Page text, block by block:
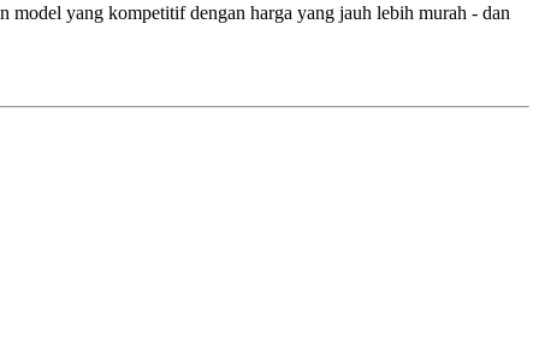
model yang kompetitif dengan harga yang jauh lebih murah - dan